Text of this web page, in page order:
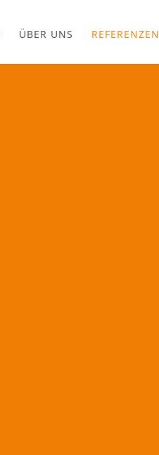
ÜBER UNS REFERENZEN